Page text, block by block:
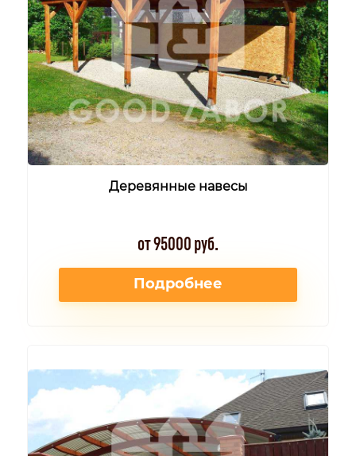
Деревянные навесы
от 95000 руб.
Подробнее